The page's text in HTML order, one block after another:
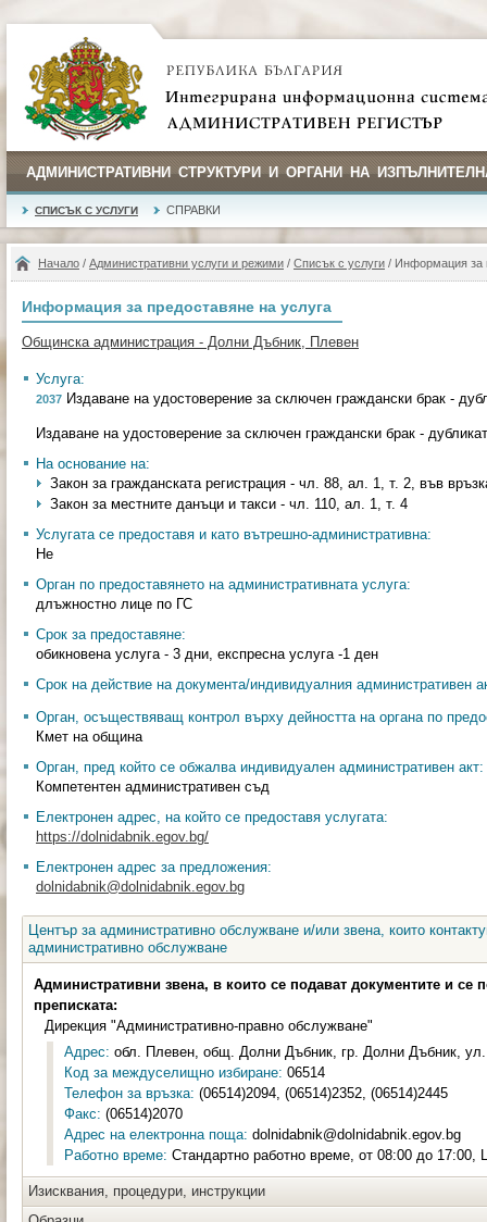
АДМИНИСТРАТИВНИ СТРУКТУРИ И ОРГАНИ НА
СПИСЪК С УСЛУГИ СПРАВКИ
Начало / Административни услуги и режими / Списък с услуги / Информация за
Информация за предоставяне на услуга
Общинска администрация - Долни Дъбник, Плевен
Услуга:
2037 Издаване на удостоверение за сключен граждански брак -
Издаване на удостоверение за сключен граждански брак - дубликат
На основание на:
Закон за гражданската регистрация - чл. 88, ал. 1, т. 2, във
Закон за местните данъци и такси - чл. 110, ал. 1, т. 4
Услугата се предоставя и като вътрешно-административна:
Не
Орган по предоставянето на административната услуга:
длъжностно лице по ГС
Срок за предоставяне:
обикновена услуга - 3 дни, експресна услуга -1 ден
Срок на действие на документа/индивидуалния административен
Орган, осъществяващ контрол върху дейността на органа по
Кмет на община
Орган, пред който се обжалва индивидуален административен акт:
Компетентен административен съд
Електронен адрес, на който се предоставя услугата:
https://dolnidabnik.egov.bg/
Електронен адрес за предложения:
dolnidabnik@dolnidabnik.egov.bg
Център за административно обслужване и/или звена, които
административно обслужване
Административни звена, в които се подават документите и се
преписката:
Дирекция "Административно-правно обслужване"
Адрес: обл. Плевен, общ. Долни Дъбник, гр. Долни Дъбник,
Код за междуселищно избиране: 06514
Телефон за връзка: (06514)2094, (06514)2352, (06514)2445
Факс: (06514)2070
Адрес на електронна поща: dolnidabnik@dolnidabnik.egov.bg
Работно време: Стандартно работно време, от 08:00 до 17:00,
Изисквания, процедури, инструкции